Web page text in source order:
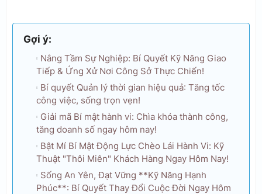
Gợi ý:
Nâng Tầm Sự Nghiệp: Bí Quyết Kỹ Năng Giao
Tiếp & Ứng Xử Nơi Công Sở Thực Chiến!
Bí quyết Quản lý thời gian hiệu quả: Tăng tốc
công việc, sống trọn vẹn!
Giải mã Bí mật hành vi: Chìa khóa thành công,
tăng doanh số ngay hôm nay!
Bật Mí Bí Mật Động Lực Chèo Lái Hành Vi: Kỹ
Thuật "Thôi Miên" Khách Hàng Ngay Hôm Nay!
Sống An Yên, Đạt Vững **Kỹ Năng Hạnh
Phúc**: Bí Quyết Thay Đổi Cuộc Đời Ngay Hôm